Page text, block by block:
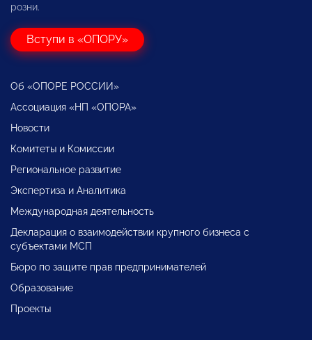
розни.
Вступи в «ОПОРУ»
Об «ОПОРЕ РОССИИ»
Ассоциация «НП «ОПОРА»
Новости
Комитеты и Комиссии
Региональное развитие
Экспертиза и Аналитика
Международная деятельность
Декларация о взаимодействии крупного бизнеса с
субъектами МСП
Бюро по защите прав предпринимателей
Образование
Проекты